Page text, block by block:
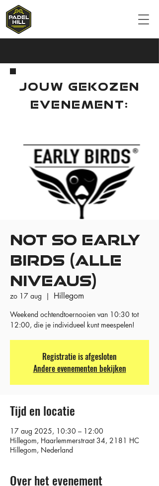
JOUW GEKOZEN
EVENEMENT:
NOT SO EARLY
BIRDS (ALLE
NIVEAUS)
zo 17 aug
  |
Hillegom
Weekend ochtendtoernooien van 10:30 tot
12:00, die je individueel kunt meespelen!
Registratie is afgesloten
Andere evenementen bekijken
Tijd en locatie
17 aug 2025, 10:30 – 12:00
Hillegom, Haarlemmerstraat 34, 2181 HC
Hillegom, Nederland
Over het evenement